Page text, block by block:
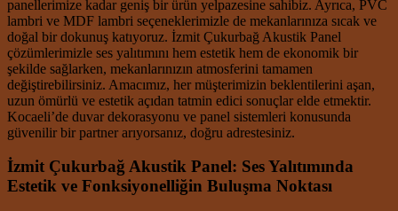
panellerimize kadar geniş bir ürün yelpazesine sahibiz. Ayrıca, PVC
lambri ve MDF lambri seçeneklerimizle de mekanlarınıza sıcak ve
doğal bir dokunuş katıyoruz. İzmit Çukurbağ Akustik Panel
çözümlerimizle ses yalıtımını hem estetik hem de ekonomik bir
şekilde sağlarken, mekanlarınızın atmosferini tamamen
değiştirebilirsiniz. Amacımız, her müşterimizin beklentilerini aşan,
uzun ömürlü ve estetik açıdan tatmin edici sonuçlar elde etmektir.
Kocaeli’de duvar dekorasyonu ve panel sistemleri konusunda
güvenilir bir partner arıyorsanız, doğru adrestesiniz.
İzmit Çukurbağ Akustik Panel: Ses Yalıtımında
Estetik ve Fonksiyonelliğin Buluşma Noktası